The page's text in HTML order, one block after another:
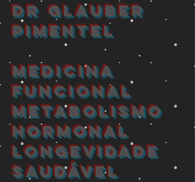
DR GLAUBER
PIMENTEL
MEDICINA
FUNCIONAL
METABOLISMO
HORMONAL
longevidade
saudável